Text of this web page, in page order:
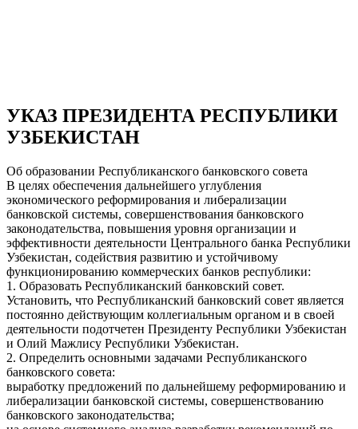
УКАЗ ПРЕЗИДЕНТА РЕСПУБЛИКИ
УЗБЕКИСТАН
Об образовании Республиканского банковского совета
В целях обеспечения дальнейшего углубления
экономического реформирования и либерализации
банковской системы, совершенствования банковского
законодательства, повышения уровня организации и
эффективности деятельности Центрального банка Республики
Узбекистан, содействия развитию и устойчивому
функционированию коммерческих банков республики:
1. Образовать Республиканский банковский совет.
Установить, что Республиканский банковский совет является
постоянно действующим коллегиальным органом и в своей
деятельности подотчетен Президенту Республики Узбекистан
и Олий Мажлису Республики Узбекистан.
2. Определить основными задачами Республиканского
банковского совета:
выработку предложений по дальнейшему реформированию и
либерализации банковской системы, совершенствованию
банковского законодательства;